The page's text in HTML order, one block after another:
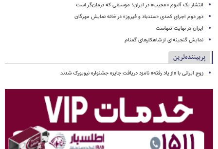
انتشار یک آلبوم «عجیب» در ایران؛ موسیقی که درمان‌گر است
دور دوم اجرای کمدی «سندباد و فیروز» در خانه نمایش مهرگان
ایران در نهایت تنهاست
نمایش گنجینه‌ای از شاهکارهای گمنام
پربیننده‌ترین
زوج ایرانی با «از یاد رفته» نامزد دریافت جایزه جشنواره نیویورک شدند